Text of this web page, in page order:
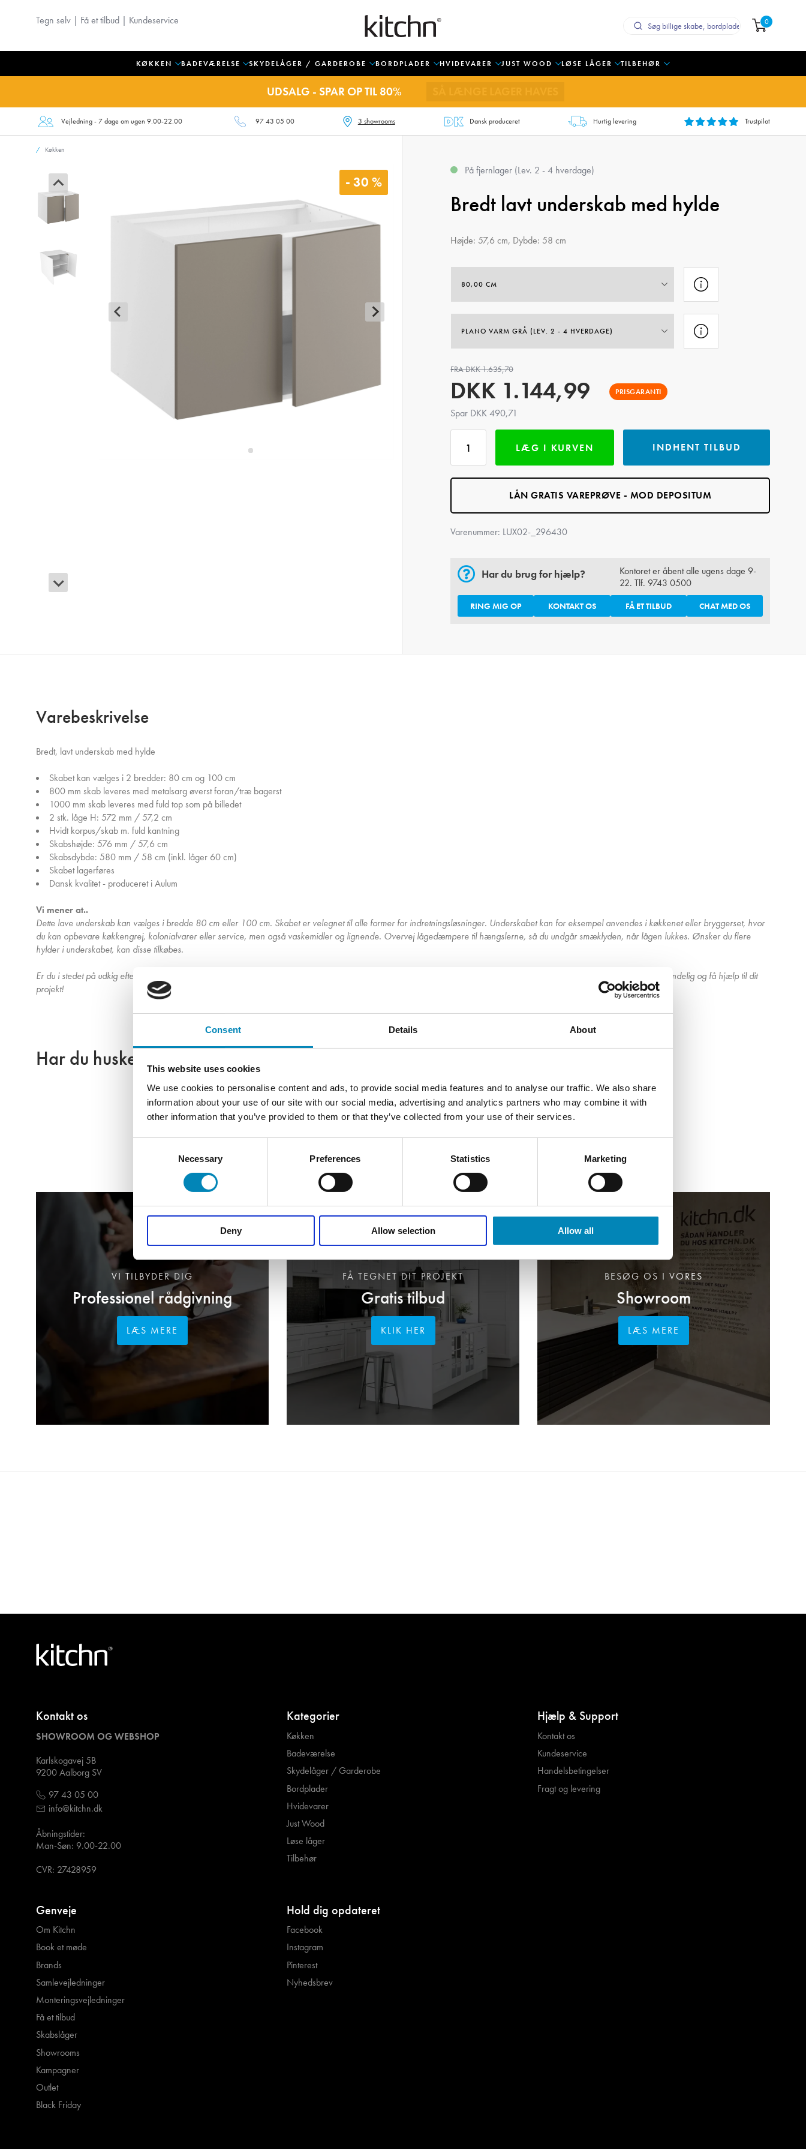
Consent Details About
This website uses cookies
We use cookies to personalise content and ads, to provide social media features and to analyse our traffic. We also share
information about your use of our site with our social media, advertising and analytics partners who may combine it with
other information that you’ve provided to them or that they’ve collected from your use of their services.
Necessary Preferences Statistics Marketing
Deny Allow selection Allow all
Tegn selv | Få et tilbud | Kundeservice 0
KØKKEN BADEVÆRELSE SKYDELÅGER / GARDEROBE BORDPLADER HVIDEVARER JUST WOOD LØSE LÅGER TILBEHØR
UDSALG - SPAR OP TIL 80%
Vejledning - 7 dage om ugen 9.00-22.00 97 43 05 00 3 showrooms Dansk produceret Hurtig levering Trustpilot
Køkken
- 30 %
På fjernlager (Lev. 2 - 4 hverdage)
Bredt lavt underskab med hylde
Højde: 57,6 cm, Dybde: 58 cm
FRA DKK 1.635,70
DKK 1.144,99
Spar DKK 490,71
PRISGARANTI
LÆG I KURVEN INDHENT TILBUD
LÅN GRATIS VAREPRØVE - MOD DEPOSITUM
Varenummer: LUX02-_296430
Har du brug for hjælp?
Kontoret er åbent alle ugens dage 9-
22. Tlf. 9743 0500
RING MIG OP KONTAKT OS FÅ ET TILBUD CHAT MED OS
Varebeskrivelse
Bredt, lavt underskab med hylde
Skabet kan vælges i 2 bredder: 80 cm og 100 cm
800 mm skab leveres med metalsarg øverst foran/træ bagerst
1000 mm skab leveres med fuld top som på billedet
2 stk. låge H: 572 mm / 57,2 cm
Hvidt korpus/skab m. fuld kantning
Skabshøjde: 576 mm / 57,6 cm
Skabsdybde: 580 mm / 58 cm (inkl. låger 60 cm)
Skabet lagerføres
Dansk kvalitet - produceret i Aulum
Vi mener at..
Dette lave underskab kan vælges i bredde 80 cm eller 100 cm. Skabet er velegnet til alle former for indretningsløsninger. Underskabet kan for eksempel anvendes i køkkenet eller bryggerset, hvor
du kan opbevare køkkengrej, kolonialvarer eller service, men også vaskemidler og lignende. Overvej lågedæmpere til hængslerne, så du undgår smæklyden, når lågen lukkes. Ønsker du flere
hylder i underskabet, kan disse tilkøbes.
Er du i stedet på udkig efter en komplet skabsvæg til køkkenet? Hos Kitchn tilbyder vi professionel rådgivning, og vi tegner gerne dit drømmekøkken helt gratis - kontakt os endelig og få hjælp til dit
projekt!
Har du husket?
Professionel rådgivning
VI TILBYDER DIG
LÆS MERE
Gratis tilbud
FÅ TEGNET DIT PROJEKT
KLIK HER
Showroom
BESØG OS I VORES
LÆS MERE
Kontakt os
SHOWROOM OG WEBSHOP
Karlskogavej 5B
9200 Aalborg SV
97 43 05 00
info@kitchn.dk
Åbningstider:
Man-Søn: 9.00-22.00
CVR: 27428959
Kategorier
Køkken
Badeværelse
Skydelåger / Garderobe
Bordplader
Hvidevarer
Just Wood
Løse låger
Tilbehør
Hjælp & Support
Kontakt os
Kundeservice
Handelsbetingelser
Fragt og levering
Genveje
Om Kitchn
Book et møde
Brands
Samlevejledninger
Monteringsvejledninger
Få et tilbud
Skabslåger
Showrooms
Kampagner
Outlet
Black Friday
Hold dig opdateret
Facebook
Instagram
Pinterest
Nyhedsbrev